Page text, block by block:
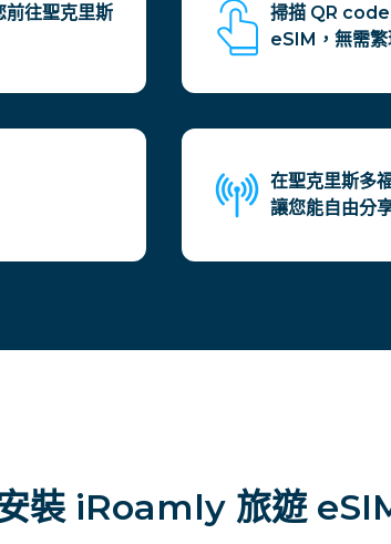
前往聖克里斯
掃描 QR code
eSIM，無需繁
在聖克里斯多
讓您能自由分
裝 iRoamly 旅遊